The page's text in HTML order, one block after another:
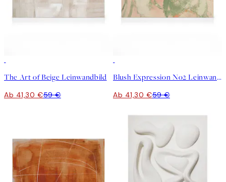
The Art of Beige Leinwandbild
Ab 41,30 €59 €
Blush Expression No2 Leinwandbild
Ab 41,30 €59 €